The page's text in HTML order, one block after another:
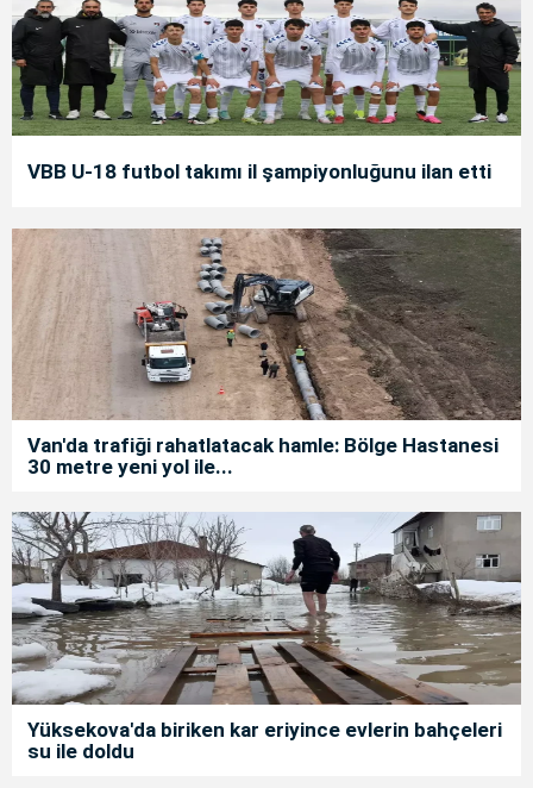
VBB U-18 futbol takımı il şampiyonluğunu ilan etti
Van'da trafiği rahatlatacak hamle: Bölge Hastanesi
30 metre yeni yol ile...
Yüksekova'da biriken kar eriyince evlerin bahçeleri
su ile doldu